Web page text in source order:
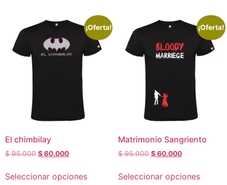
¡Oferta!
El chimbilay
$95.000 $60.000
Seleccionar opciones
¡Oferta!
Matrimonio Sangriento
$95.000 $60.000
Seleccionar opciones